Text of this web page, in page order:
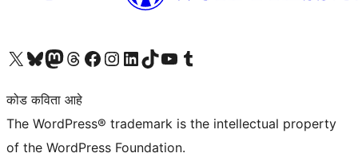
आमच्या X (एक्स) (पूर्वीचे ट्विटर) खात्याला भेट द्या आमच्या ब्लूस्की खात्याला भेट द्या.आमच्या Mastodon खात्याला भेट द्या.आमच्या थ्रेड्स खात्याला भेट द्या. आमच्या फेसबुक पेजला भेट द्या आमच्या इंस्टाग्राम खात्याला भेट द्या आमच्या लिंक्डइन खात्याला भेट द्या आमच्या टिकटॉक अकाउंटला भेट द्या.आमच्या यूट्यूब चॅनेलला भेट द्या आमच्या टंबलर खात्याला भेट द्या.
कोड कविता आहे
The WordPress® trademark is the intellectual property
of the WordPress Foundation.